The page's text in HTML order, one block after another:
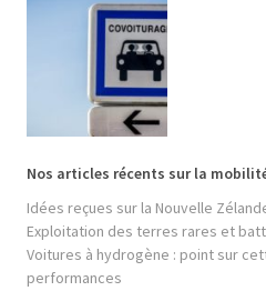
Nos articles récents sur la
Idées reçues sur la Nouvelle
Exploitation des terres rares et
Voitures à hydrogène : point sur
performances